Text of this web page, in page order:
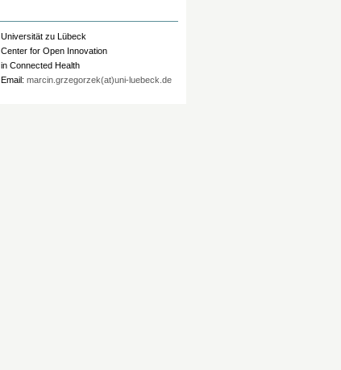
Universität zu Lübeck
Center for Open Innovation
in Connected Health
Email: marcin.grzegorzek(at)uni-luebeck.de